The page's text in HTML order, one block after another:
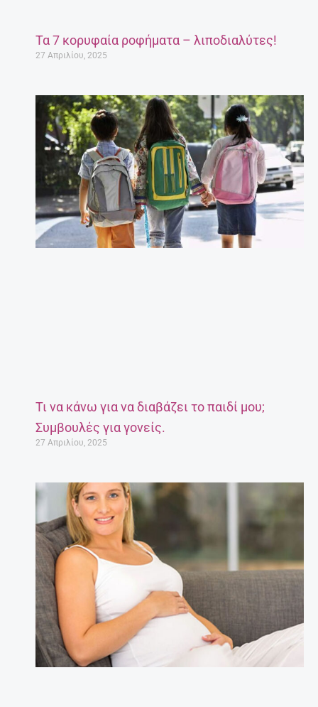
Τα 7 κορυφαία ροφήματα – λιποδιαλύτες!
27 Απριλίου, 2025
Τι να κάνω για να διαβάζει το παιδί μου;
Συμβουλές για γονείς.
27 Απριλίου, 2025